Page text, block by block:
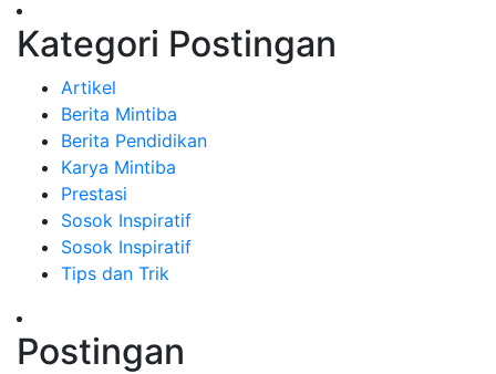
Kategori Postingan
Artikel
Berita Mintiba
Berita Pendidikan
Karya Mintiba
Prestasi
Sosok Inspiratif
Sosok Inspiratif
Tips dan Trik
Postingan